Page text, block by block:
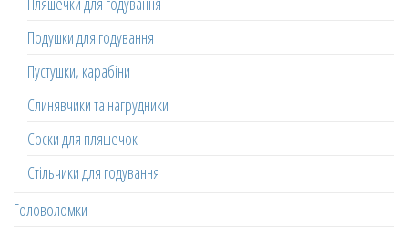
Подушки для годування
Пустушки, карабіни
Слинявчики та нагрудники
Соски для пляшечок
Стільчики для годування
Головоломки